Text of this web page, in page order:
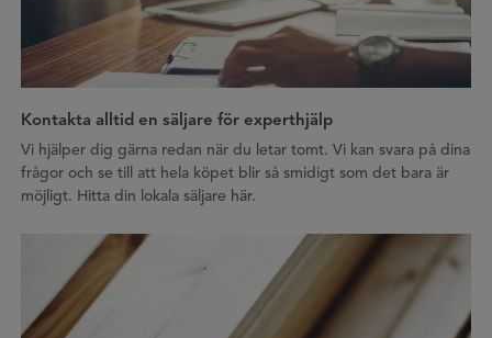
Kontakta alltid en säljare för experthjälp
Vi hjälper dig gärna redan när du letar tomt. Vi kan svara på dina
frågor och se till att hela köpet blir så smidigt som det bara är
möjligt. Hitta din lokala säljare här.